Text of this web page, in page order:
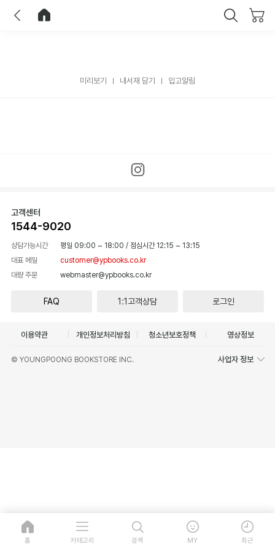
미리보기 내서재 담기 입고알림
고객센터
1544-9020
상담가능시간 평일 09:00 ~ 18:00 / 점심시간 12:15 ~ 13:15
대표 메일
customer@ypbooks.co.kr
대량 주문
webmaster@ypbooks.co.kr
FAQ 1:1고객상담 로그인
이용약관 개인정보처리방침 청소년보호정책 영상정보
© YOUNGPOONG BOOKSTORE INC. 사업자 정보
홈 카테고리 검색 MY 최근